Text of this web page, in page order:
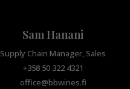
Sam Hanani
Supply Chain Manager, Sales
+358 50 322 4321
office@bbwines.fi